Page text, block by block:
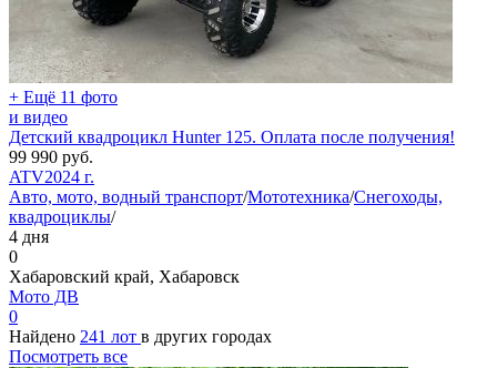
+ Ещё 11 фото
и видео
Детский квадроцикл Hunter 125. Оплата после получения!
99 990 руб.
ATV2024 г.
Авто, мото, водный транспорт/Мототехника/Снегоходы,
квадроциклы/
4 дня
0
Хабаровский край, Хабаровск
Мото ДВ
0
Найдено 241 лот в других городах
Посмотреть все